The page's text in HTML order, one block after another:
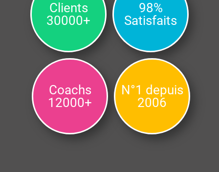
Clients
30000+
98%
Satisfaits
Coachs
12000+
N°1 depuis
2006